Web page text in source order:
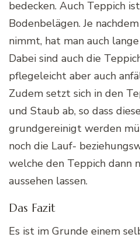
bedecken. Auch Teppich
Bodenbelägen. Je
nimmt, hat man auch
Dabei sind auch die
pflegeleicht aber auch
Zudem setzt sich in den
und Staub ab, so dass
grundgereinigt werden
noch die Lauf-
welche den Teppich dann
aussehen lassen.
Das Fazit
Es ist im Grunde einem